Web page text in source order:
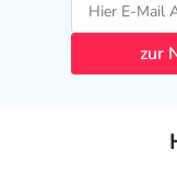
zur